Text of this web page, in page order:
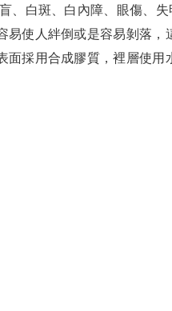
白斑、白內障、眼傷、失
使人絆倒或是容易剝落，
採用合成膠質，裡層使